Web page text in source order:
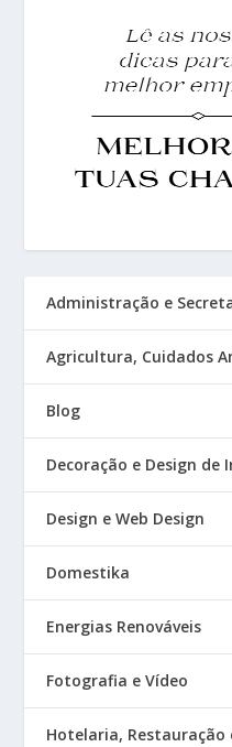
Administração e
Agricultura, Cuidados
Blog
Decoração e Design de
Design e Web Design
Domestika
Energias Renováveis
Fotografia e Vídeo
Hotelaria, Restauração